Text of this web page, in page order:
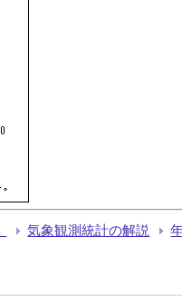
気象観測統計の解説